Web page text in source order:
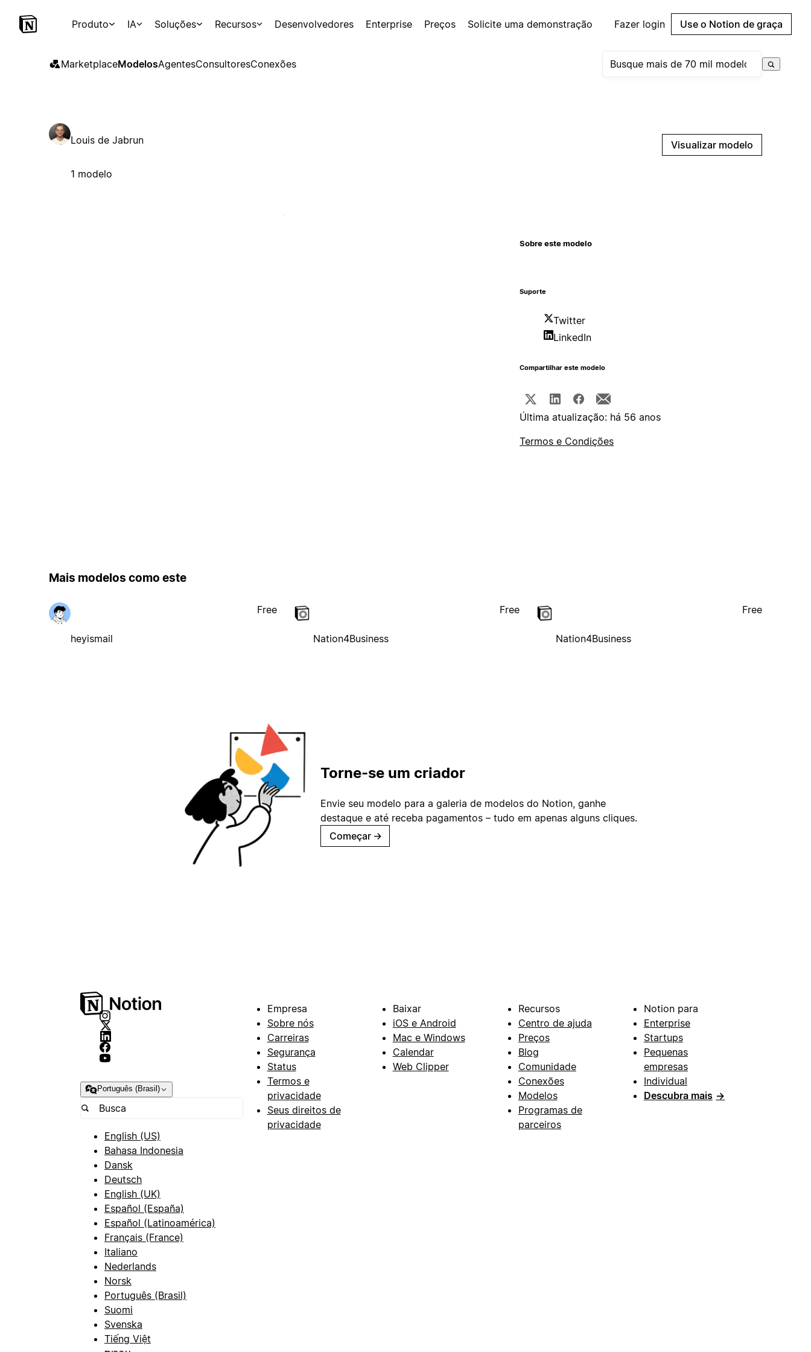
Produto IA Soluções Recursos Desenvolvedores Enterprise Preços Solicite uma demonstração Fazer login Use o Notion de graça
MarketplaceModelosAgentesConsultoresConexões
Louis de Jabrun
1 modelo
Visualizar modelo
Sobre este modelo
Suporte
Twitter
LinkedIn
Compartilhar este modelo
Última atualização: há 56 anos
Termos e Condições
Mais modelos como este
heyismail
Free
Nation4Business
Free
Nation4Business
Free
Torne-se um criador
Envie seu modelo para a galeria de modelos do Notion, ganhe
destaque e até receba pagamentos – tudo em apenas alguns cliques.
Começar →
Português (Brasil)
English (US)
Bahasa Indonesia
Dansk
Deutsch
English (UK)
Español (España)
Español (Latinoamérica)
Français (France)
Italiano
Nederlands
Norsk
Português (Brasil)
Suomi
Svenska
Tiếng Việt
Empresa
Sobre nós
Carreiras
Segurança
Status
Termos e
privacidade
Seus direitos de
privacidade
Baixar
iOS e Android
Mac e Windows
Calendar
Web Clipper
Recursos
Centro de ajuda
Preços
Blog
Comunidade
Conexões
Modelos
Programas de
parceiros
Notion para
Enterprise
Startups
Pequenas
empresas
Individual
Descubra mais →